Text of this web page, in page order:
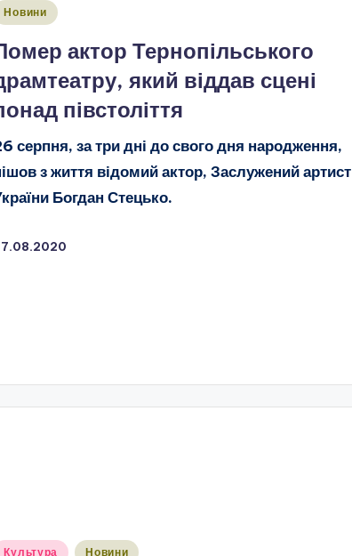
Новини
актор Тернопільського
який віддав сцені
півстоліття
серпня, за три дні до свого дня народження,
з життя відомий актор, Заслужений артист
Богдан Стецько.
Культура Новини